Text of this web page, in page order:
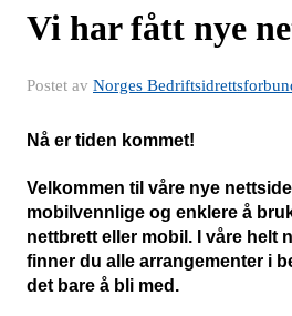
Vi har fått nye
Postet av Norges
Nå er tiden kommet!
Velkommen til våre nye
mobilvennlige og enklere å
nettbrett eller mobil. I våre helt
finner du alle arrangementer i
det bare å bli med.